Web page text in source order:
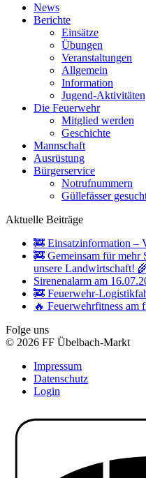
News
Berichte
Einsätze
Übungen
Veranstaltungen
Allgemein
Information
Jugend-Aktivitäten
Die Feuerwehr
Mitglied werden
Geschichte
Mannschaft
Ausrüstung
Bürgerservice
Notrufnummern
Güllefässer
Aktuelle Beiträge
🚒 Einsatzinformation –
🚒 Gemeinsam für mehr
unsere Landwirtschaft!
Sirenenalarm am
🚒 Feuerwehr-
🔥 Feuerwehrfitness
Folge uns
© 2026 FF Übelbach-Markt
Impressum
Datenschutz
Login